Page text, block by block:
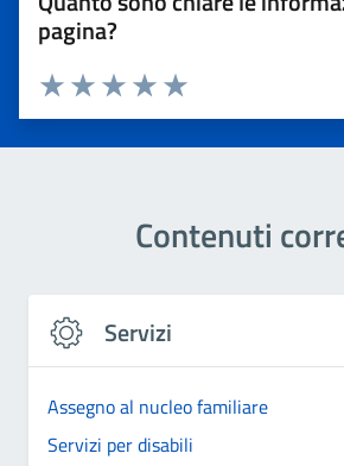
pagina?
Valuta 5 stelle su 5
Valuta 4 stelle su 5
Valuta 3 stelle su 5
Valuta 2 stelle su 5
Valuta 1 stelle su 5
Contenuti
Servizi
Assegno al nucleo familiare
Servizi per disabili